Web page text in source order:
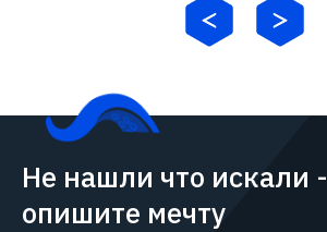
Не нашли что искали -
опишите мечту